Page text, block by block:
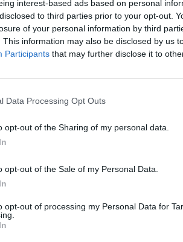
interest-based ads based on personal
to third parties prior to your opt-out.
of your personal information by third
This information may also be disclosed by us
Participants that may further disclose it to
Data Processing Opt Outs
opt-out of the Sharing of my personal data.
opt-out of the Sale of my Personal Data.
opt-out of processing my Personal Data for
Colonia
Colonia